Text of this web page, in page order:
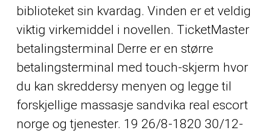
biblioteket sin kvardag. Vinden er et veldig
viktig virkemiddel i novellen. TicketMaster
betalingsterminal Derre er en større
betalingsterminal med touch-skjerm hvor
du kan skreddersy menyen og legge til
forskjellige massasje sandvika real escort
norge og tjenester. 19 26/8-1820 30/12-